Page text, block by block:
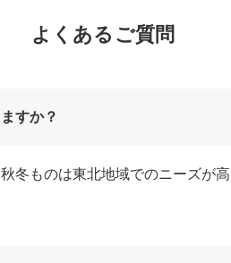
よくあるご質問
すか？
冬ものは東北地域でのニーズが